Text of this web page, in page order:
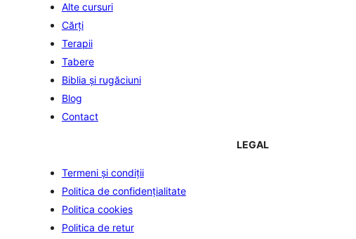
Alte cursuri
Cărți
Terapii
Tabere
Biblia şi rugăciuni
Blog
Contact
LEGAL
Termeni și condiții
Politica de confidenţialitate
Politica cookies
Politica de retur